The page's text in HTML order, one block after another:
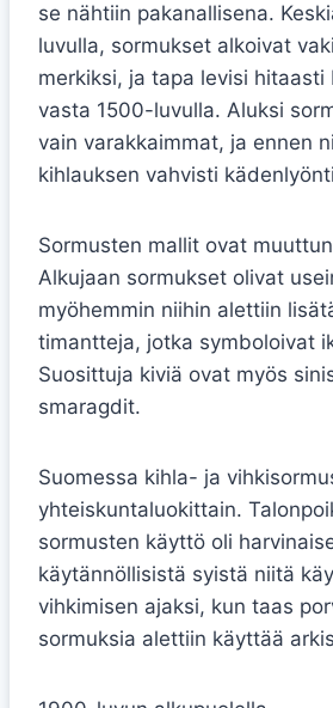
se nähtiin pakanallisena.
luvulla, sormukset alkoivat
merkiksi, ja tapa levisi hitaasti
vasta 1500-luvulla. Aluksi
vain varakkaimmat, ja ennen
kihlauksen vahvisti
Sormusten mallit ovat
Alkujaan sormukset olivat
myöhemmin niihin alettiin
timantteja, jotka symboloivat
Suosittuja kiviä ovat myös
smaragdit.
Suomessa kihla- ja
yhteiskuntaluokittain.
sormusten käyttö oli
käytännöllisistä syistä niitä
vihkimisen ajaksi, kun taas
sormuksia alettiin käyttää